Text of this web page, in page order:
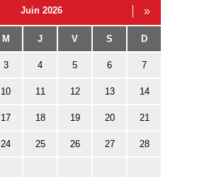
Juin 2026 »
M J V S D
3 4 5 6 7
10 11 12 13 14
17 18 19 20 21
24 25 26 27 28